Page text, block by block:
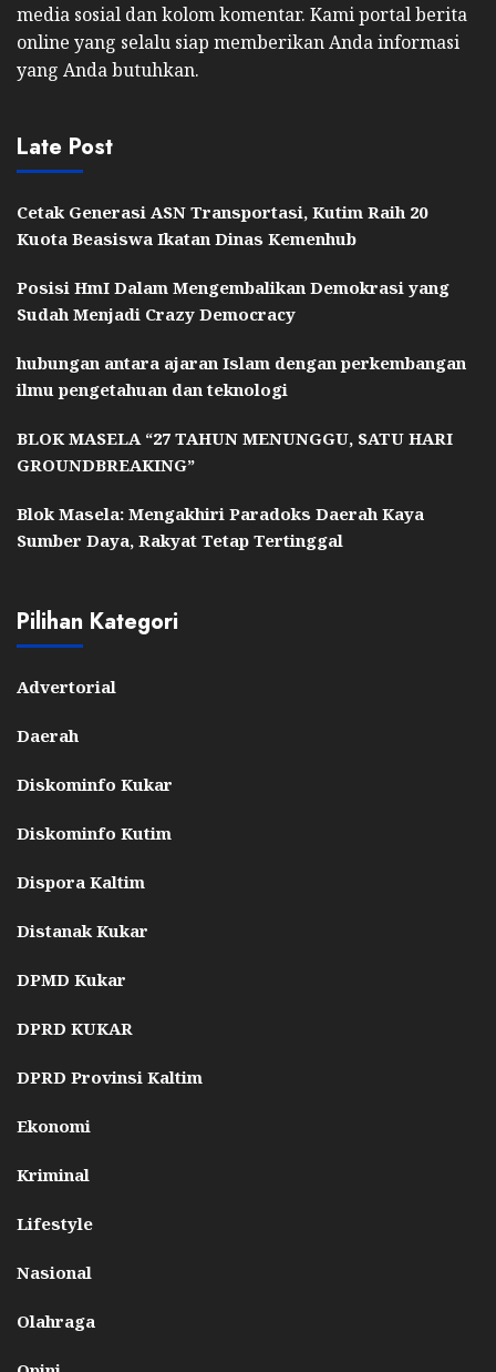
media sosial dan kolom komentar. Kami portal berita
online yang selalu siap memberikan Anda informasi
yang Anda butuhkan.
Late Post
Cetak Generasi ASN Transportasi, Kutim Raih 20
Kuota Beasiswa Ikatan Dinas Kemenhub
Posisi HmI Dalam Mengembalikan Demokrasi yang
Sudah Menjadi Crazy Democracy
hubungan antara ajaran Islam dengan perkembangan
ilmu pengetahuan dan teknologi
BLOK MASELA “27 TAHUN MENUNGGU, SATU HARI
GROUNDBREAKING”
Blok Masela: Mengakhiri Paradoks Daerah Kaya
Sumber Daya, Rakyat Tetap Tertinggal
Pilihan Kategori
Advertorial
Daerah
Diskominfo Kukar
Diskominfo Kutim
Dispora Kaltim
Distanak Kukar
DPMD Kukar
DPRD KUKAR
DPRD Provinsi Kaltim
Ekonomi
Kriminal
Lifestyle
Nasional
Olahraga